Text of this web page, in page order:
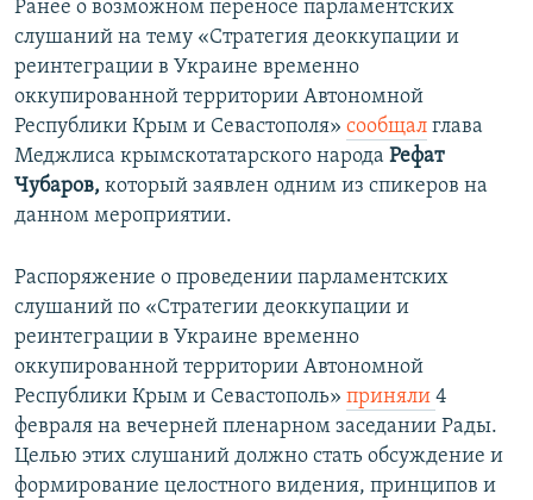
Ранее о возможном переносе парламентских
слушаний на тему «Стратегия деоккупации и
реинтеграции в Украине временно
оккупированной территории Автономной
Республики Крым и Севастополя» сообщал глава
Меджлиса крымскотатарского народа Рефат
Чубаров, который заявлен одним из спикеров на
данном мероприятии.
Распоряжение о проведении парламентских
слушаний по «Стратегии деоккупации и
реинтеграции в Украине временно
оккупированной территории Автономной
Республики Крым и Севастополь» приняли 4
февраля на вечерней пленарном заседании Рады.
Целью этих слушаний должно стать обсуждение и
формирование целостного видения, принципов и